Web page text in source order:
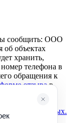
сообщить: ООО
объектах
хранить,
телефона в
обращения к
форме отзывав
данных.